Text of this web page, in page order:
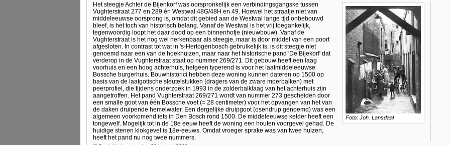
Foto: Joh. Lansdaal
Het steegje Achter de Bijenkorf was oorspronkelijk een verbindingsgangske tussen
Vughterstraat 277 en 289 én Westwal 48G/48H en 49. Hoewel het straatje niet van
middeleeuwse oorsprong is, omdat dit gebied aan de Westwal lange tijd onbebouwd
bleef, is het toch van historisch belang. Vanaf de Westwal is het vrij toegankelijk,
tegenwoordig loopt het daar dood op een binnenhofje (nieuwbouw). Vanaf de
Vughterstraat is het nog wel herkenbaar als steegje, maar is door middel van een poort
afgesloten. In contrast tot wat in 's-Hertogenbosch gebruikelijk is, is dit steegje niet
genoemd naar een van de hoekhuizen, maar naar het historische pand 'De Bijekorf' dat
verderop in de Vughterstraat staat op nummer 269/271. Dit gebouw heeft een laag
voorhuis en een hoog achterhuis, hetgeen typerend is voor het laatmiddeleeuwse
Bossche burgerhuis. Bouwhistorici hebben deze woning kunnen dateren op 1500 op
basis van de laatgotische sleutelstukken (dragers van de zware moerbalken) met
peerprofiel, die tijdens onderzoek in 1993 in de zolderbalklaag van het achterhuis zijn
aangetroffen. Het pand Vughterstraat 269/271 wordt van nummer 273 gescheiden door
een smalle goot van één Bossche voet (= 28 centimeter) voor het opvangen van het van
de daken druipende hemelwater. Een dergelijke druipgoot (osendrup genoemd) was een
algemeen voorkomend iets in Den Bosch rond 1500. De middeleeuwse kelder heeft een
tongewelf. Mogelijk tot in de 18e eeuw heeft de woning een houten voorgevel gehad. De
huidige stenen klokgevel is 18e-eeuws. Omdat vroeger sprake was van twee huizen,
heeft het pand nu nog twee nummers.